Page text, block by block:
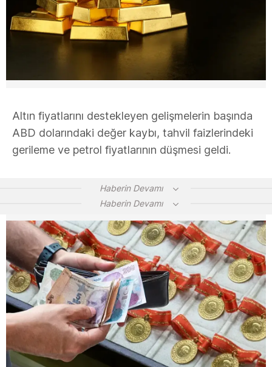
Altın fiyatlarını destekleyen gelişmelerin başında
ABD dolarındaki değer kaybı, tahvil faizlerindeki
gerileme ve petrol fiyatlarının düşmesi geldi.
Haberin Devamı
Haberin Devamı